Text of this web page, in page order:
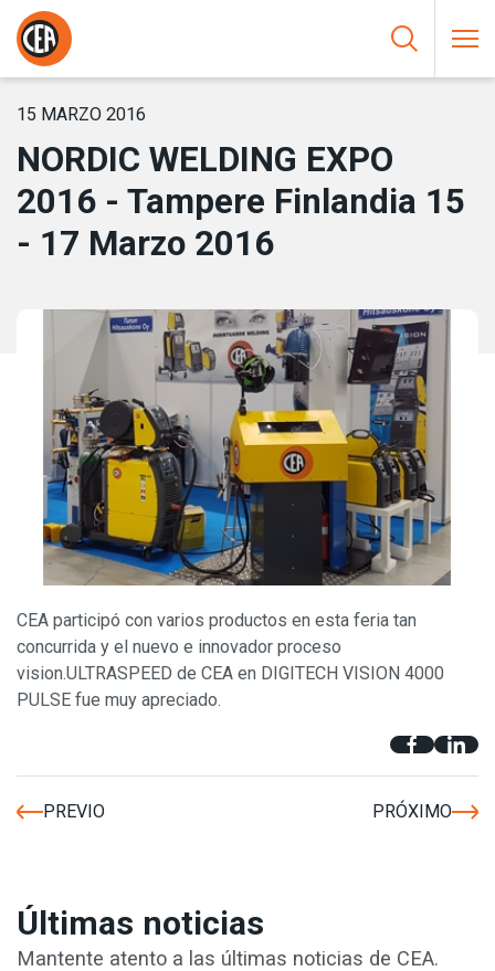
Saltar al contenido
HOME/
FINLANDIA 15 – 17 MARZO 2016
15 MARZO 2016
NORDIC WELDING EXPO
2016 - Tampere Finlandia 15
- 17 Marzo 2016
CEA participó con varios productos en esta feria tan
concurrida y el nuevo e innovador proceso
vision.ULTRASPEED de CEA en DIGITECH VISION 4000
PULSE fue muy apreciado.
PREVIO PRÓXIMO
Últimas noticias
Mantente atento a las últimas noticias de CEA.